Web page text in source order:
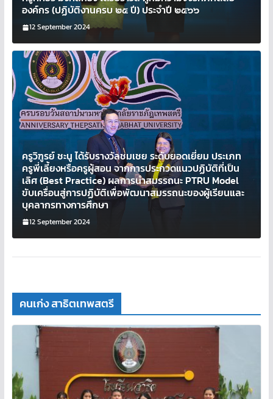
องค์กร (ปฏิบัติงานครบ ๒๕ ปี) ประจำปี ๒๕๖๖
12 September 2024
ครูวิฑูรย์ ชะนู ได้รับรางวัลชมเชย ระดับยอดเยี่ยม ประเภท
ครูพี่เลี้ยงหรือครูผู้สอน จากการประกวดแนวปฏิบัติที่เป็น
เลิศ (Best Practice) ผลการนำสมรรถนะ PTRU Model
ขับเครื่อนสู่การปฏิบัติเพื่อพัฒนาสมรรถนะของผู้เรียนและ
บุคลากรทางการศึกษา
12 September 2024
คนเก่ง สาธิตเทพสตรี